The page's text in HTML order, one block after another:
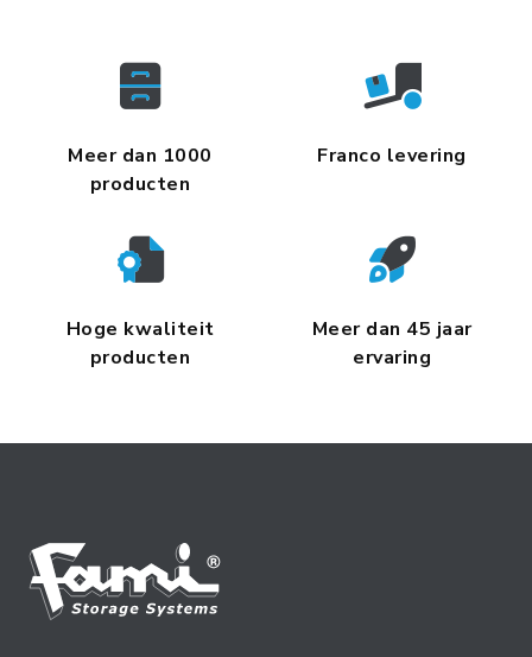
Meer dan 1000
producten
Franco levering
Hoge kwaliteit
producten
Meer dan 45 jaar
ervaring